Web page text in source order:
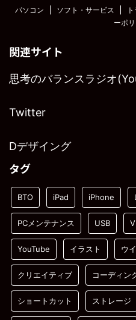
パソコン ソフト・サービス
ーポ
関連サイト
思考のバランスラジオ
Twitter
Dデザイング
タグ
BTO iPad iPhone
PCメンテナンス USB
YouTube イラスト ウ
クリエイティブ コーディン
ショートカット ストレージ